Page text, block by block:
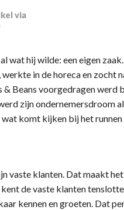
via
wat hij wilde: een eigen
in de horeca en zocht
& Beans voorgedragen werd
zijn ondernemersdroom
komt kijken bij het runnen
vaste klanten. Dat maakt
de vaste klanten
kennen en groeten. Dat